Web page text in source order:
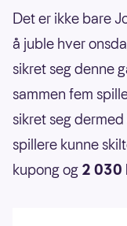
Det er ikke bare
å juble hver
sikret seg denne
sammen fem
sikret seg dermed
spillere kunne
kupong og 2 030